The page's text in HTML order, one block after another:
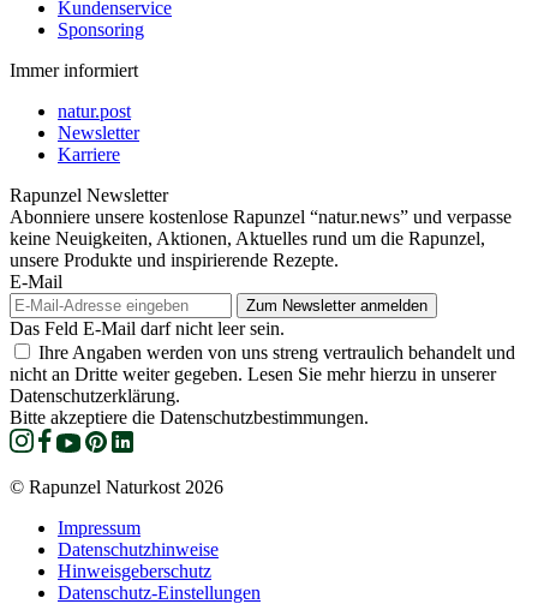
Kundenservice
Sponsoring
Immer informiert
natur.post
Newsletter
Karriere
Rapunzel Newsletter
Abonniere unsere kostenlose Rapunzel “natur.news” und verpasse
keine Neuigkeiten, Aktionen, Aktuelles rund um die Rapunzel,
unsere Produkte und inspirierende Rezepte.
E-Mail
Das Feld E-Mail darf nicht leer sein.
Ihre Angaben werden von uns streng vertraulich behandelt und
nicht an Dritte weiter gegeben. Lesen Sie mehr hierzu in unserer
Datenschutzerklärung.
Bitte akzeptiere die Datenschutzbestimmungen.
© Rapunzel Naturkost 2026
Impressum
Datenschutzhinweise
Hinweisgeberschutz
Datenschutz-Einstellungen